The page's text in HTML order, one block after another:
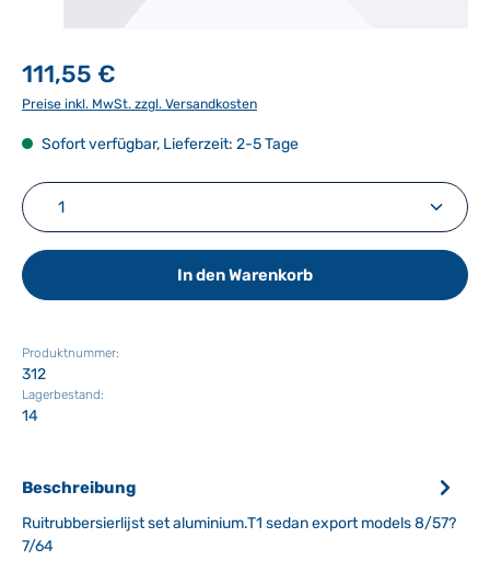
111,55 €
Preise inkl. MwSt. zzgl. Versandkosten
Sofort verfügbar, Lieferzeit: 2-5 Tage
Produkt Anzahl: Gib den gewünschten Wert ein
In den Warenkorb
Produktnummer:
312
Lagerbestand:
14
Beschreibung
Ruitrubbersierlijst set aluminium.T1 sedan export models 8/57?
7/64